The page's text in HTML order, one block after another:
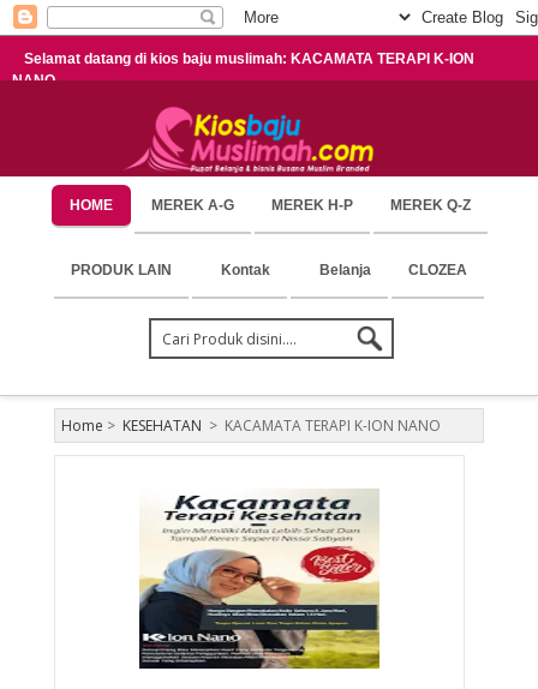
Selamat datang di kios baju muslimah: KACAMATA TERAPI K-ION
NANO
HOME MEREK A-G MEREK H-P MEREK Q-Z
PRODUK LAIN Kontak Belanja CLOZEA
Home > KESEHATAN > KACAMATA TERAPI K-ION NANO